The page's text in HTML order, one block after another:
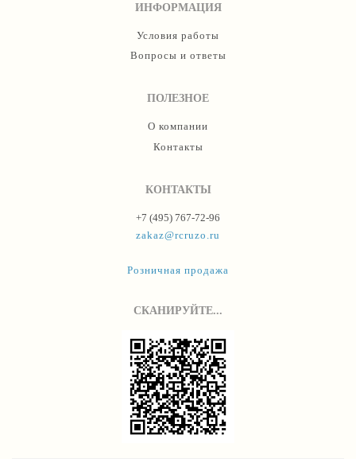
ИНФОРМАЦИЯ
Условия работы
Вопросы и ответы
ПОЛЕЗНОЕ
О компании
Контакты
КОНТАКТЫ
+7 (495) 767-72-96
zakaz@rcruzo.ru
Розничная продажа
СКАНИРУЙТЕ...